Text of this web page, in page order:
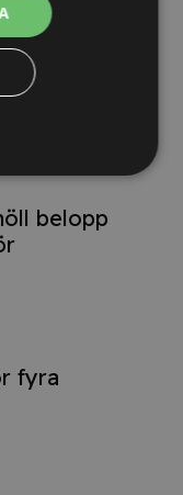
belopp
fyra